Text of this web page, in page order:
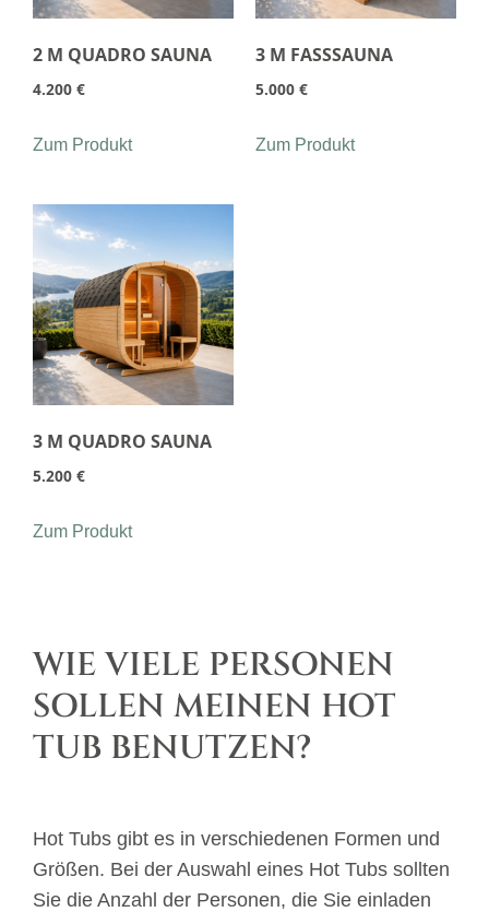
2 M QUADRO SAUNA
4.200 €
Zum Produkt
3 M FASSSAUNA
5.000 €
Zum Produkt
3 M QUADRO SAUNA
5.200 €
Zum Produkt
WIE VIELE PERSONEN
SOLLEN MEINEN HOT
TUB BENUTZEN?
Hot Tubs gibt es in verschiedenen Formen und
Größen. Bei der Auswahl eines Hot Tubs sollten
Sie die Anzahl der Personen, die Sie einladen